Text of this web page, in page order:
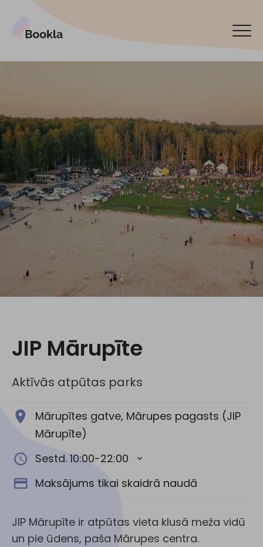
JIP Mārupīte
Aktīvās atpūtas parks
Mārupītes gatve, Mārupes pagasts (JIP
Mārupīte)
Sestd. 10:00-22:00
Maksājums tikai skaidrā naudā
JIP Mārupīte ir atpūtas vieta klusā meža vidū
un pie ūdens, paša Mārupes centra.
Rezervēt tagad
English
Español
По-русски
Sociālie tīkli: